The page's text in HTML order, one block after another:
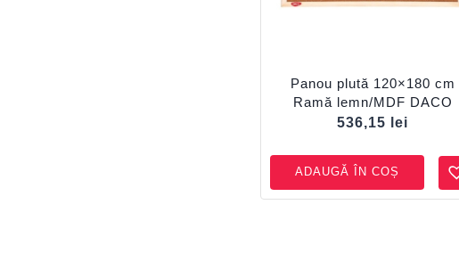
Panou plută 120×180 cm
Ramă lemn/MDF DACO
536,15
lei
ADAUGĂ ÎN COȘ